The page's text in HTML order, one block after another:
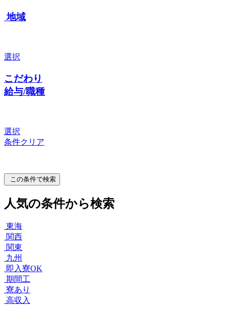
地域
選択
こだわり
給与/職種
選択
条件クリア
この条件で検索
人気の条件から検索
東海
関西
関東
九州
即入寮OK
期間工
寮あり
高収入